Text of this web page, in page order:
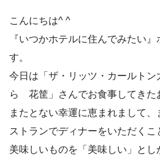
こんにちは^ ^
『いつかホテルに住んでみたい
す。
今日は「ザ・リッツ・カールト
ら 花筐」さんでお食事してきた
またとない幸運に恵まれまして
ストランでディナーをいただく
美味しいものを「美味しい」と